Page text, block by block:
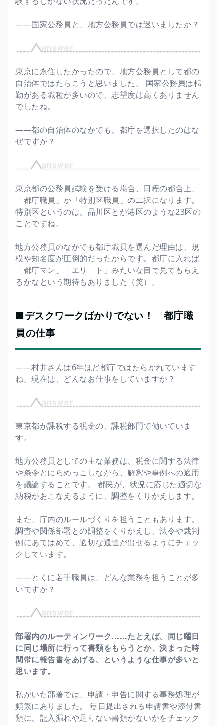
――国家公務員と、地方公務員では迷いましたか？
東京に永住したかったので、地方公務員として都の
自治体ではたらこうと思いました。 国家公務員は転
勤がある職種が多いので、志望度は高くありません
でしたね。
――都の自治体のなかでも、都庁を選択したのはな
ぜですか？
東京都の公務員試験を受ける場合、日程の都合上、
「都庁職員」か「特別区職員」の二択になります。
特別区というのは、品川区とか港区のような23区の
ことですね。
地方公務員のなかでも都庁職員を選んだ理由は、規
模や知名度が圧倒的だったからです。都庁に入れば
「都庁マン」「エリート」みたいな目で見てもらえ
るかなという期待もありました（笑）。
■デスクワークばかりでない！ 都庁職
員の仕事
――村井さんは6年ほど都庁ではたらかれています
ね。現在は、どんなお仕事をしていますか？
東京都が課税する税金の、課税部門で働いていま
す。
地方公務員としての主な業務は、税金に関する法律
や条令とにらめっこしながら、解釈や事例への適用
を議論することです。 都民が、状況に応じた適切な
納税がおこなえるように、調整をくりかえします。
また、庁内のルールづくりを担うこともあります。
調査や関係部署との調整をくりかえし、法令や裁判
例にあてはめて、適切な通達が出せるようにチェッ
クしています。
――とくに若手職員は、どんな業務を担うことが多
いですか？
部署内のルーティンワーク......たとえば、同じ曜日
に同じ場所に行って書類をもらうとか、決まった時
間帯に報告書をあげる、というような仕事が多いと
思います。
私がいた部署では、申請・申告に関する事務処理が
頻繁にありました。 毎日提出される申請書や添付書
類に、記入漏れや足りない書類がないかをチェック